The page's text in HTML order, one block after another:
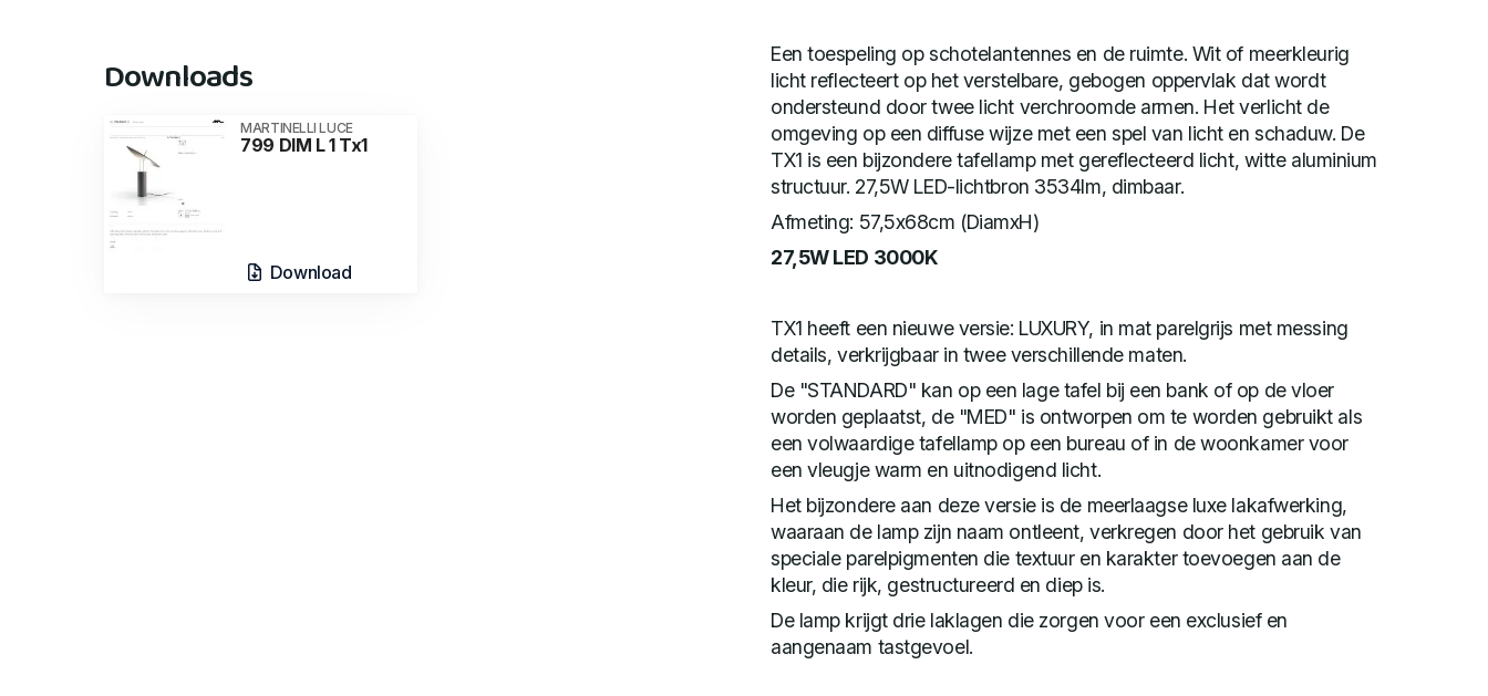
Downloads
MARTINELLI LUCE
799 DIM L 1 Tx1
Download
Een toespeling op schotelantennes en de ruimte. Wit of meerkleurig
licht reflecteert op het verstelbare, gebogen oppervlak dat wordt
ondersteund door twee licht verchroomde armen. Het verlicht de
omgeving op een diffuse wijze met een spel van licht en schaduw. De
TX1 is een bijzondere tafellamp met gereflecteerd licht, witte aluminium
structuur. 27,5W LED-lichtbron 3534lm, dimbaar.
Afmeting: 57,5x68cm (DiamxH)
27,5W LED 3000K
TX1 heeft een nieuwe versie: LUXURY, in mat parelgrijs met messing
details, verkrijgbaar in twee verschillende maten.
De "STANDARD" kan op een lage tafel bij een bank of op de vloer
worden geplaatst, de "MED" is ontworpen om te worden gebruikt als
een volwaardige tafellamp op een bureau of in de woonkamer voor
een vleugje warm en uitnodigend licht.
Het bijzondere aan deze versie is de meerlaagse luxe lakafwerking,
waaraan de lamp zijn naam ontleent, verkregen door het gebruik van
speciale parelpigmenten die textuur en karakter toevoegen aan de
kleur, die rijk, gestructureerd en diep is.
De lamp krijgt drie laklagen die zorgen voor een exclusief en
aangenaam tastgevoel.